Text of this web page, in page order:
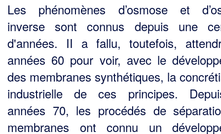
Les phénomènes d’osmose et
inverse sont connus depuis une
d'années. II a fallu, toutefois,
années 60 pour voir, avec le
des membranes synthétiques, la
industrielle de ces principes.
années 70, les procédés de
membranes ont connu un